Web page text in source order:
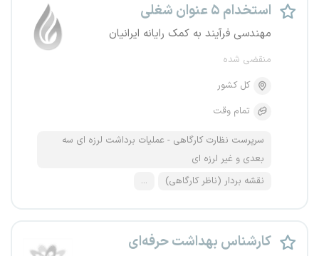
استخدام ۵ عنوان شغلی
مهندسی فرآیند به کمک رایانه ایرانیان
منقضی شده
کل کشور
تمام وقت
سرپرست نظارت کارگاهی - عملیات برداشت لرزه ای سه
بعدی و غیر لرزه ای
نقشه بردار (ناظر کارگاهی)
...
کارشناس بهداشت حرفه‌ای